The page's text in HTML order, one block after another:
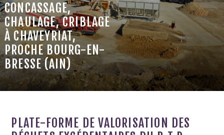
CONCASSAGE,
CHAULAGE, CRIBLAGE
À CHAVEYRIAT,
PROCHE BOURG-EN-
BRESSE (AIN)
PLATE-FORME DE VALORISATION DES